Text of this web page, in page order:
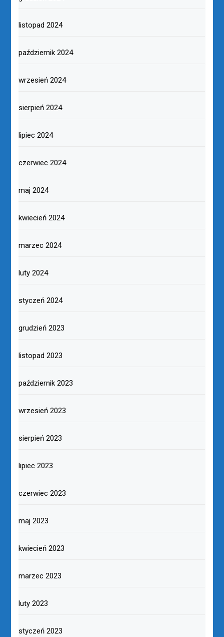
listopad 2024
październik 2024
wrzesień 2024
sierpień 2024
lipiec 2024
czerwiec 2024
maj 2024
kwiecień 2024
marzec 2024
luty 2024
styczeń 2024
grudzień 2023
listopad 2023
październik 2023
wrzesień 2023
sierpień 2023
lipiec 2023
czerwiec 2023
maj 2023
kwiecień 2023
marzec 2023
luty 2023
styczeń 2023